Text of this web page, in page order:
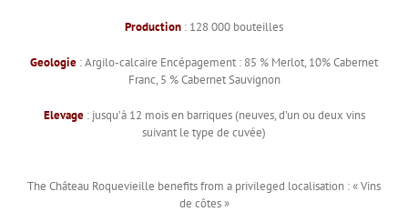
Production : 128 000 bouteilles
Geologie : Argilo-calcaire Encépagement : 85 % Merlot, 10% Cabernet
Franc, 5 % Cabernet Sauvignon
Elevage : jusqu’à 12 mois en barriques (neuves, d’un ou deux vins
suivant le type de cuvée)
The Château Roquevieille benefits from a privileged localisation : « Vins
de côtes »